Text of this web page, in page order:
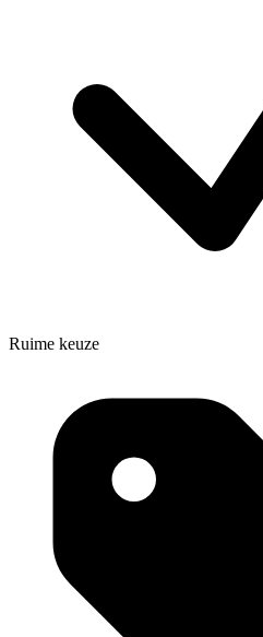
Ruime keuze